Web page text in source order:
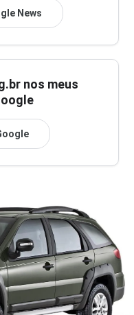
News
nos meus